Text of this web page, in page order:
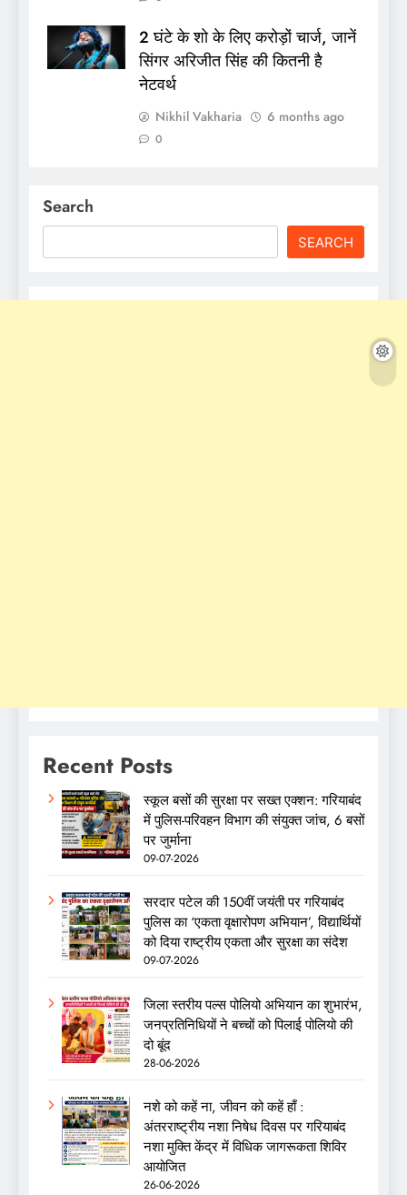
2 घंटे के शो के लिए करोड़ों चार्ज, जानें
सिंगर अरिजीत सिंह की कितनी है
नेटवर्थ
Nikhil Vakharia 6 months ago
0
Search
SEARCH
Recent Posts
स्कूल बसों की सुरक्षा पर सख्त एक्शन: गरियाबंद
में पुलिस-परिवहन विभाग की संयुक्त जांच, 6 बसों
पर जुर्माना
09-07-2026
सरदार पटेल की 150वीं जयंती पर गरियाबंद
पुलिस का ‘एकता वृक्षारोपण अभियान’, विद्यार्थियों
को दिया राष्ट्रीय एकता और सुरक्षा का संदेश
09-07-2026
जिला स्तरीय पल्स पोलियो अभियान का शुभारंभ,
जनप्रतिनिधियों ने बच्चों को पिलाई पोलियो की
दो बूंद
28-06-2026
नशे को कहें ना, जीवन को कहें हाँ :
अंतरराष्ट्रीय नशा निषेध दिवस पर गरियाबंद
नशा मुक्ति केंद्र में विधिक जागरूकता शिविर
आयोजित
26-06-2026